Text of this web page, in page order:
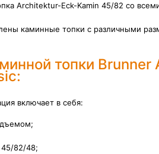
Architektur-Eck-Kamin 45/82 со
каминные топки с различными
топки
включает в себя:
82/48;